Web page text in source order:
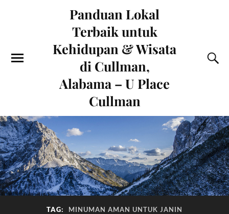
Panduan Lokal
Terbaik untuk
Kehidupan & Wisata
di Cullman,
Alabama – U Place
Cullman
TAG: MINUMAN AMAN UNTUK JANIN